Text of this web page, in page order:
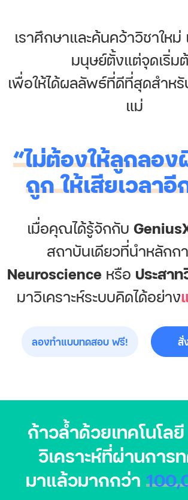
เราศึกษาและค้นคว้าวิชาใหม่
มนุษย์ตั้งแต่จุดเริ่ม
เพื่อให้ได้ผลลัพธ์ที่ดีที่สุดสำ
แม่
“ไม่ต้องให้ลูกลอ
ถูก ให้เสียเวลา
เมื่อคุณได้รู้จักกับ
สถาบันเดียวที่นำหลักก
Neuroscience หรือ ประสา
มาวิเคราะห์ระบบคิดได้อย่าง
ลองทำแบบทดสอบ ฟรี! สั่
ก้าวล้ำด้วยเทคโนโล
วิเคราะห์ที่ผ่านการ
มาแล้วมากกว่า